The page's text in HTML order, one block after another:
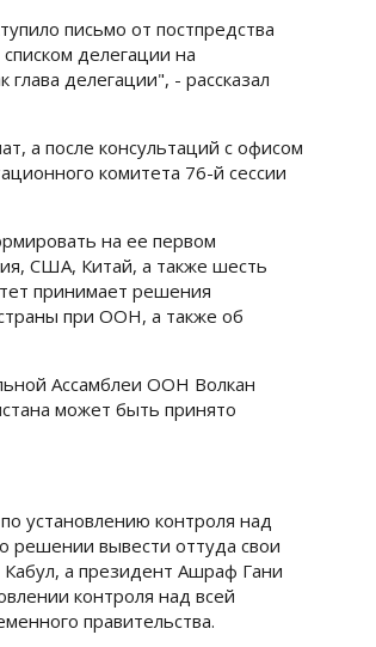
письмо от постпредства
делегации на
делегации", - рассказал
а после консультаций с офисом
комитета 76-й сессии
на ее первом
США, Китай, а также шесть
принимает решения
при ООН, а также об
Ассамблеи ООН Волкан
может быть принято
установлению контроля над
решении вывести оттуда свои
а президент Ашраф Гани
контроля над всей
правительства.